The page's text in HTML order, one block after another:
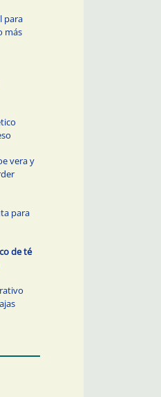
para
más
vera y
para
de té